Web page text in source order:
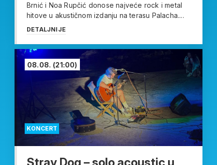
Brnić i Noa Rupčić donose najveće rock i metal
hitove u akustičnom izdanju na terasu Palacha....
DETALJNIJE
KONCERT
08.08. (21:00)